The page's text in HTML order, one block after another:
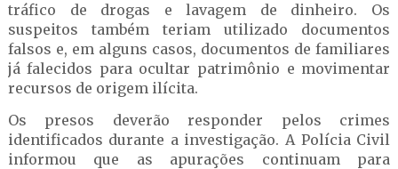
tráfico de drogas e lavagem de dinheiro. Os
suspeitos também teriam utilizado documentos
falsos e, em alguns casos, documentos de familiares
já falecidos para ocultar patrimônio e movimentar
recursos de origem ilícita.
Os presos deverão responder pelos crimes
identificados durante a investigação. A Polícia Civil
informou que as apurações continuam para